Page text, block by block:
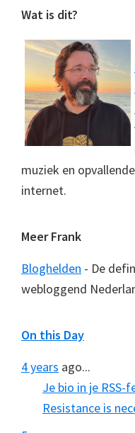
Footer
Wat is dit?
muziek en
internet.
Meer Frank
Bloghelden - De
webloggend
On this Day
4 years ago...
Je bio in je RSS-
Resistance is